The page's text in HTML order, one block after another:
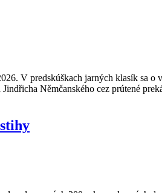
V predskúškach jarných klasík sa
Němčanského cez prútené